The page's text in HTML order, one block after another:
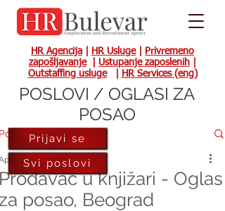
HR Agencija HR Usluge|
Privremeno
zapošljavanje| Ustupanje zaposlenih
Outstaffing usluge| HR Services (eng)
u knjižari - Oglas
posao, Beograd
15, 2024
Prijavi se
Svi poslovi
POSLOVI / OGLASI ZA
POSAO